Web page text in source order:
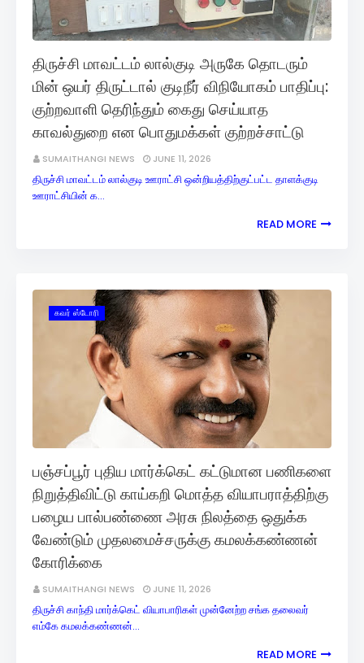
திருச்சி மாவட்டம் லால்குடி அருகே தொடரும்
மின் ஒயர் திருட்டால் குடிநீர் விநியோகம் பாதிப்பு:
குற்றவாளி தெரிந்தும் கைது செய்யாத
காவல்துறை என பொதுமக்கள் குற்றச்சாட்டு
SUMAITHANGI NEWS JUNE 11, 2026
திருச்சி மாவட்டம் லால்குடி ஊராட்சி ஒன்றியத்திற்குட்பட்ட தாளக்குடி
ஊராட்சியின் க…
READ MORE
கவர் ஸ்டோரி
பஞ்சப்பூர் புதிய மார்க்கெட் கட்டுமான பணிகளை
நிறுத்திவிட்டு காய்கறி மொத்த வியாபராத்திற்கு
பழைய பால்பண்ணை அரசு நிலத்தை ஒதுக்க
வேண்டும் முதலமைச்சருக்கு கமலக்கண்ணன்
கோரிக்கை
SUMAITHANGI NEWS JUNE 11, 2026
திருச்சி காந்தி மார்க்கெட் வியாபாரிகள் முன்னேற்ற சங்க தலைவர்
எம்‌கே கமலக்கண்ணன்…
READ MORE